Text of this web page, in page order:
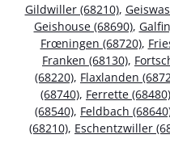
Gildwiller (68210),
Geishouse (68690),
Frœningen (68720),
Franken (68130),
(68220), Flaxlanden
(68740), Ferrette (68480)
(68540), Feldbach
(68210), Eschentzwiller